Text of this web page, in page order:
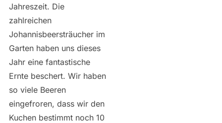
Jahreszeit. Die
zahlreichen
Johannisbeersträucher im
Garten haben uns dieses
Jahr eine fantastische
Ernte beschert. Wir haben
so viele Beeren
eingefroren, dass wir den
Kuchen bestimmt noch 10